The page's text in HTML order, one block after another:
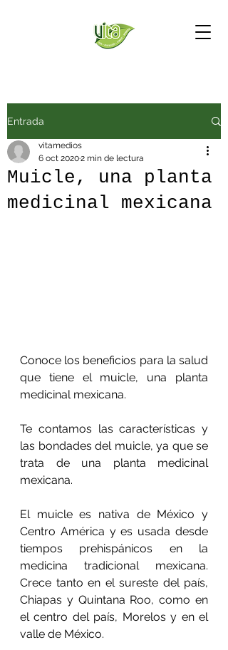
Entrada
Muicle, una planta
medicinal mexicana
vitamedios
6 oct 20202 min de lectura
Conoce los beneficios para la salud
que tiene el muicle, una planta
medicinal mexicana.
Te contamos las características y
las bondades del muicle, ya que se
trata de una planta medicinal
mexicana.
El muicle es nativa de México y
Centro América y es usada desde
tiempos prehispánicos en la
medicina tradicional mexicana.
Crece tanto en el sureste del país,
Chiapas y Quintana Roo, como en
el centro del país, Morelos y en el
valle de México.